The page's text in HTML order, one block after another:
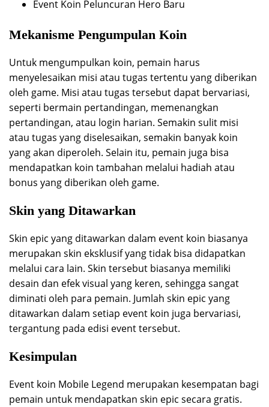
Event Koin Peluncuran Hero Baru
Mekanisme Pengumpulan Koin
Untuk mengumpulkan koin, pemain harus
menyelesaikan misi atau tugas tertentu yang diberikan
oleh game. Misi atau tugas tersebut dapat bervariasi,
seperti bermain pertandingan, memenangkan
pertandingan, atau login harian. Semakin sulit misi
atau tugas yang diselesaikan, semakin banyak koin
yang akan diperoleh. Selain itu, pemain juga bisa
mendapatkan koin tambahan melalui hadiah atau
bonus yang diberikan oleh game.
Skin yang Ditawarkan
Skin epic yang ditawarkan dalam event koin biasanya
merupakan skin eksklusif yang tidak bisa didapatkan
melalui cara lain. Skin tersebut biasanya memiliki
desain dan efek visual yang keren, sehingga sangat
diminati oleh para pemain. Jumlah skin epic yang
ditawarkan dalam setiap event koin juga bervariasi,
tergantung pada edisi event tersebut.
Kesimpulan
Event koin Mobile Legend merupakan kesempatan bagi
pemain untuk mendapatkan skin epic secara gratis.